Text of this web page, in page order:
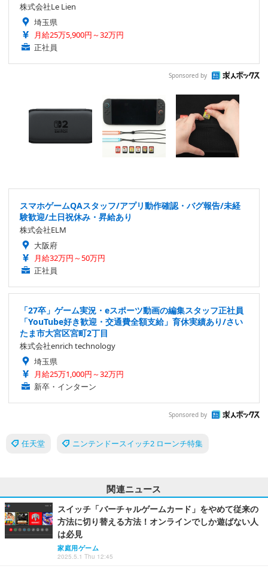
株式会社Le Lien
埼玉県
月給25万5,900円～32万円
正社員
Sponsored by
スマホゲームQAスタッフ/アプリ動作確認・バグ報告/未経
験歓迎/土日祝休み・昇給あり
株式会社ELM
大阪府
月給32万円～50万円
正社員
「27卒」ゲーム実況・eスポーツ動画の編集スタッフ正社員
「YouTube好き歓迎・交通費全額支給」育休実績あり/さい
たま市大宮区宮町2丁目
株式会社enrich technology
埼玉県
月給25万1,000円～32万円
新卒・インターン
Sponsored by
任天堂 ニンテンドースイッチ2 ローンチ特集
関連ニュース
スイッチ「バーチャルゲームカード」をやめて従来の
方法に切り替える方法！オンラインでしか遊ばない人
は必見
家庭用ゲーム
2025.5.1 Thu 12:45